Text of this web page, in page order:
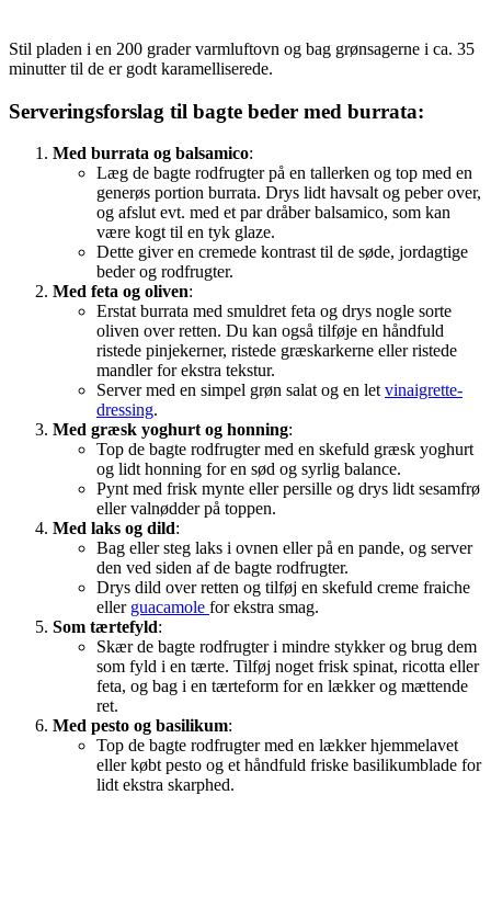
Stil pladen i en 200 grader varmluftovn og bag grønsagerne i ca. 35
minutter til de er godt karamelliserede.
Serveringsforslag til bagte beder med burrata:
Med burrata og balsamico:
Læg de bagte rodfrugter på en tallerken og top med en
generøs portion burrata. Drys lidt havsalt og peber over,
og afslut evt. med et par dråber balsamico, som kan
være kogt til en tyk glaze.
Dette giver en cremede kontrast til de søde, jordagtige
beder og rodfrugter.
Med feta og oliven:
Erstat burrata med smuldret feta og drys nogle sorte
oliven over retten. Du kan også tilføje en håndfuld
ristede pinjekerner, ristede græskarkerne eller ristede
mandler for ekstra tekstur.
Server med en simpel grøn salat og en let vinaigrette-
dressing.
Med græsk yoghurt og honning:
Top de bagte rodfrugter med en skefuld græsk yoghurt
og lidt honning for en sød og syrlig balance.
Pynt med frisk mynte eller persille og drys lidt sesamfrø
eller valnødder på toppen.
Med laks og dild:
Bag eller steg laks i ovnen eller på en pande, og server
den ved siden af de bagte rodfrugter.
Drys dild over retten og tilføj en skefuld creme fraiche
eller guacamole for ekstra smag.
Som tærtefyld:
Skær de bagte rodfrugter i mindre stykker og brug dem
som fyld i en tærte. Tilføj noget frisk spinat, ricotta eller
feta, og bag i en tærteform for en lækker og mættende
ret.
Med pesto og basilikum:
Top de bagte rodfrugter med en lækker hjemmelavet
eller købt pesto og et håndfuld friske basilikumblade for
lidt ekstra skarphed.